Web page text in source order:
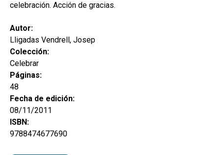
ESP
celebración. Acción de gracias.
Autor:
Lligadas Vendrell, Josep
Colección:
Celebrar
Páginas:
48
Fecha de edición:
08/11/2011
ISBN:
9788474677690